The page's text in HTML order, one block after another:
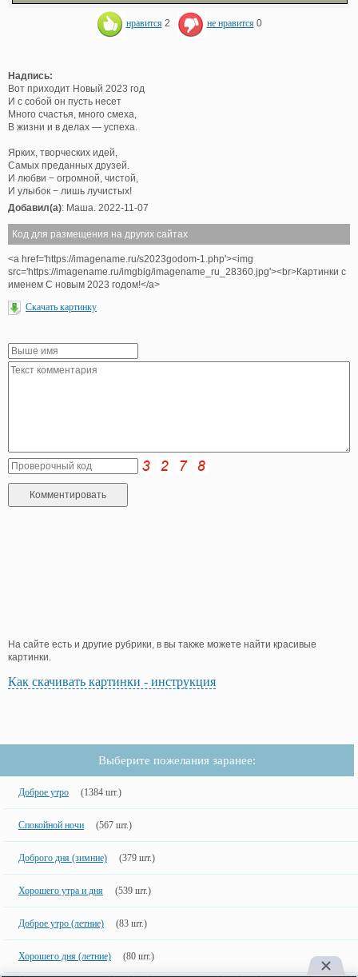
нравится 2 не нравится 0
Надпись:
Вот приходит Новый 2023 год
И с собой он пусть несет
Много счастья, много смеха,
В жизни и в делах — успеха.
Ярких, творческих идей,
Самых преданных друзей.
И любви − огромной, чистой,
И улыбок − лишь лучистых!
Добавил(а): Маша. 2022-11-07
Код для размещения на других сайтах
<a href='https://imagename.ru/s2023godom-1.php'><img
src='https://imagename.ru/imgbig/imagename_ru_28360.jpg'><br>Картинки с
именем С новым 2023 годом!</a>
Скачать картинку
На сайте есть и другие рубрики, в вы также можете найти красивые
картинки.
Как скачивать картинки - инструкция
Выберите пожелания заранее:
Доброе утро (1384 шт.)
Спокойной ночи (567 шт.)
Доброго дня (зимние) (379 шт.)
Хорошего утра и дня (539 шт.)
Доброе утро (летние) (83 шт.)
Хорошего дня (летние) (80 шт.)